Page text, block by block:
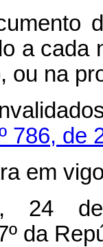
a cada
ou na
786, de
em
24
da